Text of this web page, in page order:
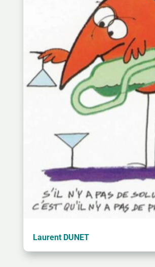
Laurent DUNET